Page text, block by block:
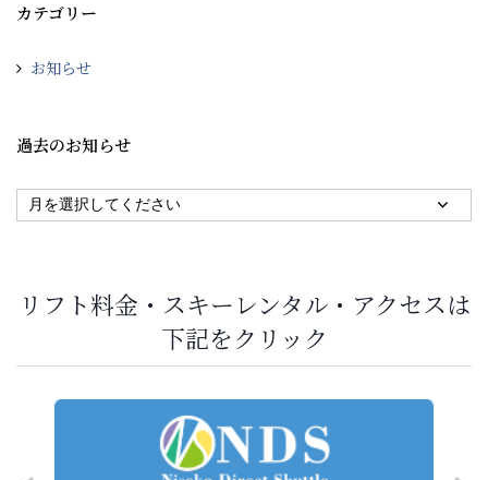
カテゴリー
お知らせ
過去のお知らせ
リフト料金・スキーレンタル・アクセスは
下記をクリック